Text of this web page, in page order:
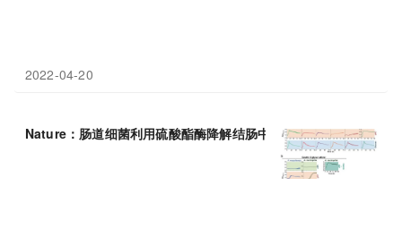
2022-04-20
Nature：肠道细菌利用硫酸酯酶降解结肠中的粘液糖蛋白获取生